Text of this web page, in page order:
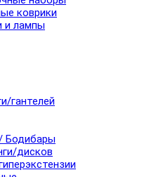
коврики
и лампы
гантелей
Бодибары
дисков